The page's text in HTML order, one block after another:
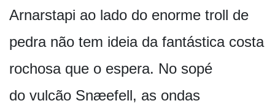
Arnarstapi ao lado do enorme troll de
pedra não tem ideia da fantástica costa
rochosa que o espera. No sopé
do vulcão Snæefell, as ondas